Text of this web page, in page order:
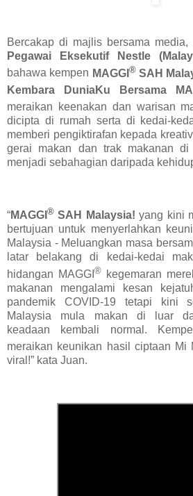
Bercakap di majlis bersama media,
Pegawai Eksekutif Nestle
bahawa kempen MAGGI ®SAH
Kembara
DuniaKu Bersama
meraikan keenakan dan warisan
dicipta di rumah serta di kedai-
memberi pengiktirafan kepada
gerai makan dan trak makanan
menjadi sebahagian daripada
“MAGGI ® SAH Malaysia! yang kini
bertujuan untuk menyerlahkan
Malaysia - Meluangkan masa
latar belakang di kedai-kedai
hidangan MAGGI ® kegemaran
makanan mengalami kesan
pandemik COVID-19 tetapi kini
Malaysia mula makan di luar
keadaan kembali normal.
meraikan keunikan hasil ciptaan Mi
viral!” kata Juan.